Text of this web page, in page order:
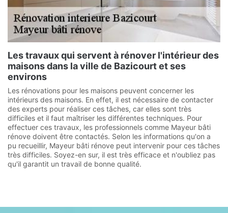
Les travaux qui servent à rénover l'intérieur des
maisons dans la ville de Bazicourt et ses
environs
Les rénovations pour les maisons peuvent concerner les
intérieurs des maisons. En effet, il est nécessaire de contacter
des experts pour réaliser ces tâches, car elles sont très
difficiles et il faut maîtriser les différentes techniques. Pour
effectuer ces travaux, les professionnels comme Mayeur bâti
rénove doivent être contactés. Selon les informations qu'on a
pu recueillir, Mayeur bâti rénove peut intervenir pour ces tâches
très difficiles. Soyez-en sur, il est très efficace et n'oubliez pas
qu'il garantit un travail de bonne qualité.